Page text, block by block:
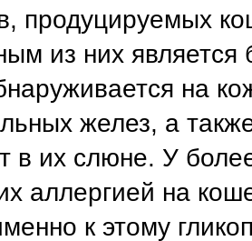
продуцируемых
из них является
на
желез, а
в их слюне. У
аллергией на
к этому